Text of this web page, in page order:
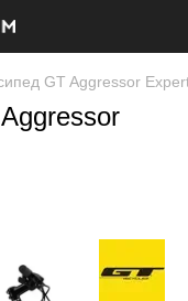
GT Aggressor